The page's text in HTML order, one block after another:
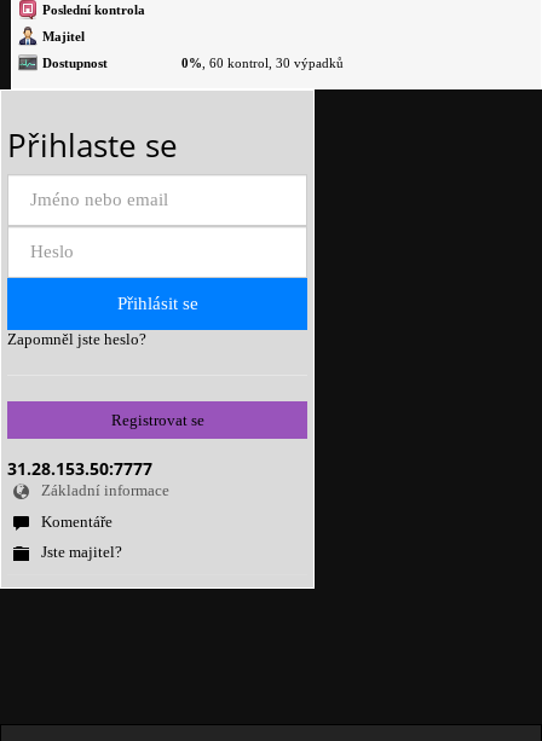
Poslední kontrola
Majitel
Dostupnost
0% , 60 kontrol, 30 výpadků
Přihlaste se
Zapomněl jste heslo?
Registrovat se
31.28.153.50:7777
Základní informace
Komentáře
Jste majitel?